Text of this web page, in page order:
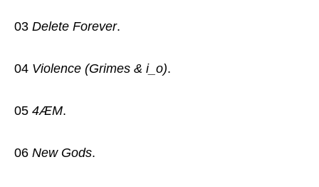
03 Delete Forever.
04 Violence (Grimes & i_o).
05 4ÆM.
06 New Gods.